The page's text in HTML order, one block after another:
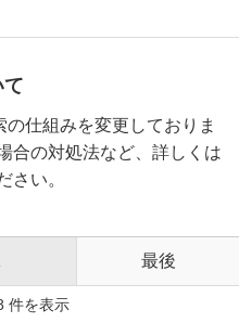
仕組みを変更しておりま
合の対処法など、詳しくは
さい。
最後
件を表示